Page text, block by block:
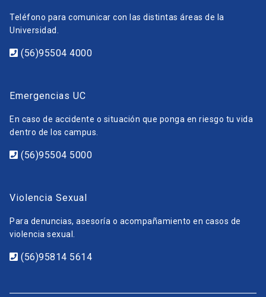
Teléfono para comunicar con las distintas áreas de la
Universidad.
(56)95504 4000
Emergencias UC
En caso de accidente o situación que ponga en riesgo tu vida
dentro de los campus.
(56)95504 5000
Violencia Sexual
Para denuncias, asesoría o acompañamiento en casos de
violencia sexual.
(56)95814 5614